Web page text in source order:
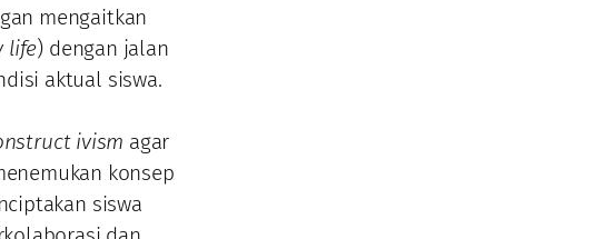
mengaitkan
life) dengan jalan
aktual siswa.
ivism agar
konsep
siswa